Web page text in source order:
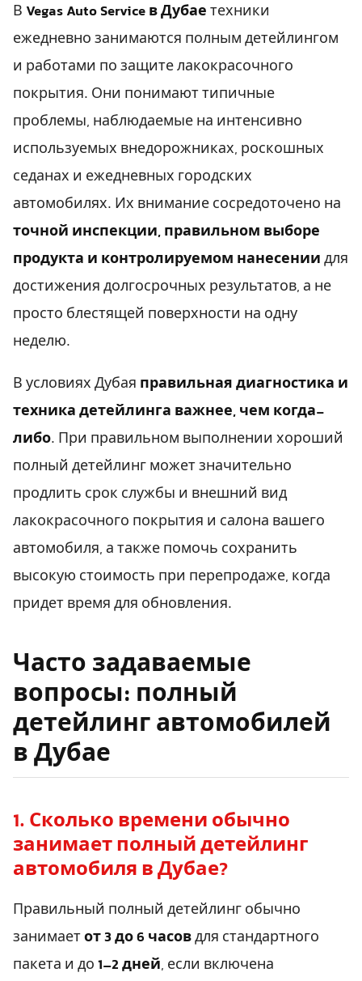
В Vegas Auto Service в Дубаетехники
ежедневно занимаются полным детейлингом
и работами по защите лакокрасочного
покрытия. Они понимают типичные
проблемы, наблюдаемые на интенсивно
используемых внедорожниках, роскошных
седанах и ежедневных городских
автомобилях. Их внимание сосредоточено на
точной инспекции, правильном выборе
продукта и контролируемом нанесениидля
достижения долгосрочных результатов, а не
просто блестящей поверхности на одну
неделю.
В условиях Дубая правильная диагностика и
техника детейлинга важнее, чем когда-
либо. При правильном выполнении хороший
полный детейлинг может значительно
продлить срок службы и внешний вид
лакокрасочного покрытия и салона вашего
автомобиля, а также помочь сохранить
высокую стоимость при перепродаже, когда
придет время для обновления.
Часто задаваемые
вопросы: полный
детейлинг автомобилей
в Дубае
1. Сколько времени обычно
занимает полный детейлинг
автомобиля в Дубае?
Правильный полный детейлинг обычно
занимаетот 3 до 6 часовдля стандартного
пакета и до1–2 дней, если включена